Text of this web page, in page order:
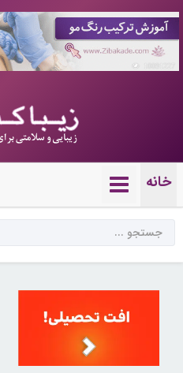
خانه